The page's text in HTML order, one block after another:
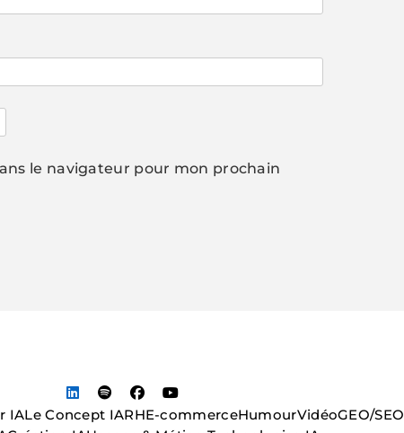
le navigateur pour mon prochain
IALe Concept IARHE-commerceHumourVidéoGEO/SEO